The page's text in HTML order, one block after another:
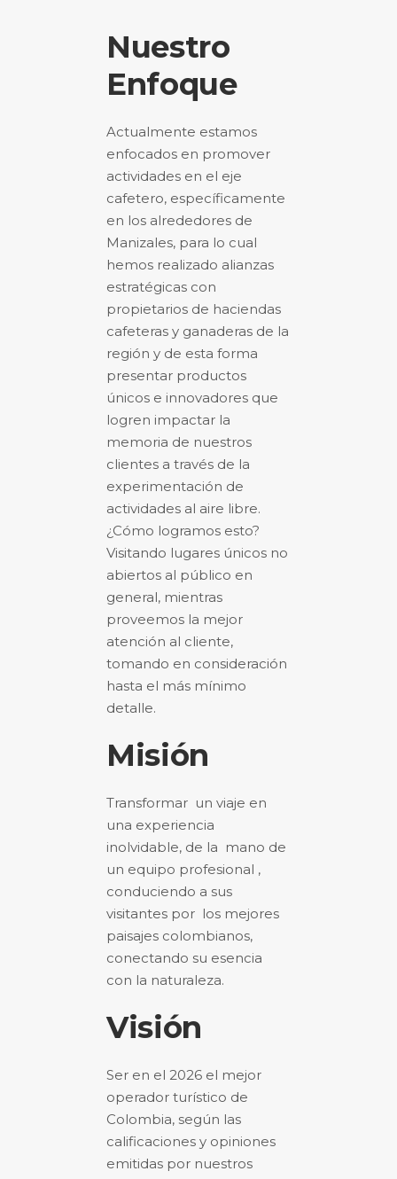
Nuestro
Enfoque
Actualmente estamos
enfocados en promover
actividades en el eje
cafetero, específicamente
en los alrededores de
Manizales, para lo cual
hemos realizado alianzas
estratégicas con
propietarios de haciendas
cafeteras y ganaderas de la
región y de esta forma
presentar productos
únicos e innovadores que
logren impactar la
memoria de nuestros
clientes a través de la
experimentación de
actividades al aire libre.
¿Cómo logramos esto?
Visitando lugares únicos no
abiertos al público en
general, mientras
proveemos la mejor
atención al cliente,
tomando en consideración
hasta el más mínimo
detalle.
Misión
Transformar un viaje en
una experiencia
inolvidable, de la mano de
un equipo profesional ,
conduciendo a sus
visitantes por los mejores
paisajes colombianos,
conectando su esencia
con la naturaleza.
Visión
Ser en el 2026 el mejor
operador turístico de
Colombia, según las
calificaciones y opiniones
emitidas por nuestros